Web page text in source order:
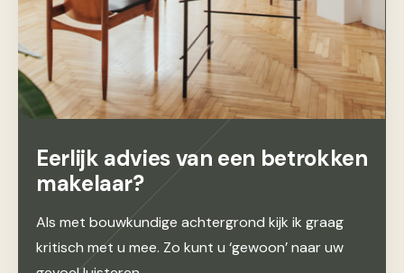
Eerlijk advies van een betrokken
makelaar?
Als met bouwkundige achtergrond kijk ik graag
kritisch met u mee. Zo kunt u ‘gewoon’ naar uw